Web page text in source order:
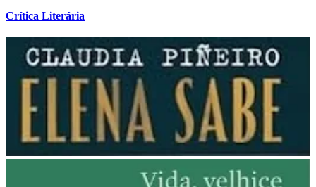
Crítica Literária